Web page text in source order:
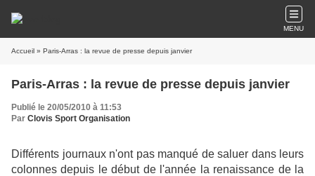
MENU
Accueil » Paris-Arras : la revue de presse depuis janvier
Paris-Arras : la revue de presse depuis janvier
Publié le 20/05/2010 à 11:53
Par Clovis Sport Organisation
Différents journaux n'ont pas manqué de saluer dans leurs
colonnes depuis le début de l'année la renaissance de la